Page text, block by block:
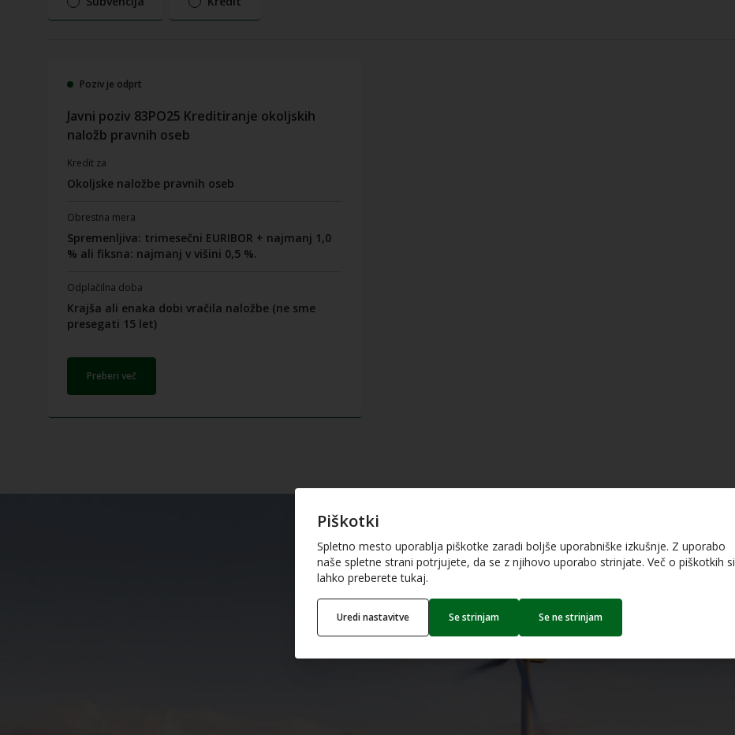
Poziv je odprt
Javni poziv 83PO25 Kreditiranje okoljskih
naložb pravnih oseb
Kredit za
Okoljske naložbe pravnih oseb
Obrestna mera
Spremenljiva: trimesečni EURIBOR + najmanj 1,0
% ali fiksna: najmanj v višini 0,5 %.
Odplačilna doba
Krajša ali enaka dobi vračila naložbe (ne sme
presegati 15 let)
Preberi več
Piškotki
Spletno mesto uporablja piškotke zaradi boljše uporabniške izkušnje. Z uporabo
naše spletne strani potrjujete, da se z njihovo uporabo strinjate. Več o piškotkih si
lahko preberete tukaj.
Uredi nastavitve Se strinjam Se ne strinjam